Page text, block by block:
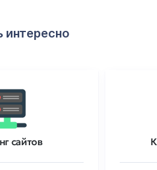
сайтов